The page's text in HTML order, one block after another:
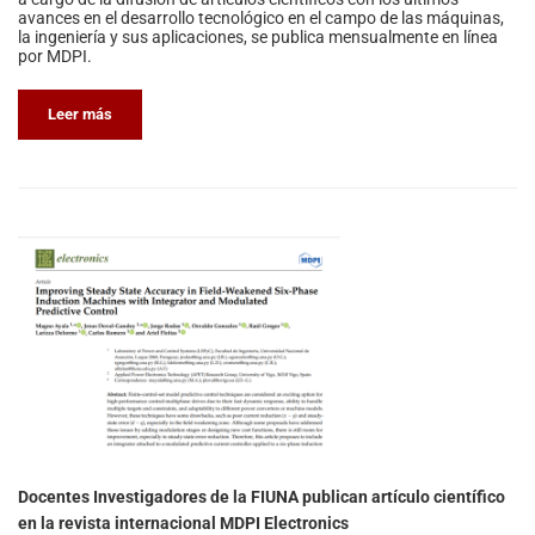
avances en el desarrollo tecnológico en el campo de las máquinas,
la ingeniería y sus aplicaciones, se publica mensualmente en línea
por MDPI.
Leer más
Docentes Investigadores de la FIUNA publican artículo científico
en la revista internacional MDPI Electronics